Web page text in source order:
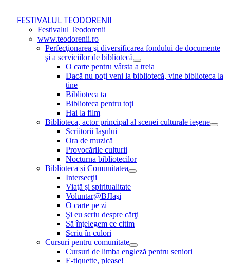
FESTIVALUL TEODORENII
Festivalul Teodorenii
www.teodorenii.ro
Perfecţionarea şi diversificarea fondului de documente
şi a serviciilor de bibliotecă
O carte pentru vârsta a treia
Dacă nu poţi veni la bibliotecă, vine biblioteca la
tine
Biblioteca ta
Biblioteca pentru toţi
Hai la film
Biblioteca, actor principal al scenei culturale ieşene
Scriitorii Iaşului
Ora de muzică
Provocările culturii
Nocturna bibliotecilor
Biblioteca și Comunitatea
Intersecţii
Viaţă şi spiritualitate
Voluntar@BJIaşi
O carte pe zi
Şi eu scriu despre cărţi
Să înţelegem ce citim
Scriu în culori
Cursuri pentru comunitate
Cursuri de limba engleză pentru seniori
E-tiquette, please!